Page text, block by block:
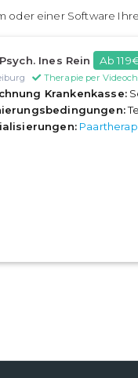
oder einer Software
Ines Rein Ab
Therapie per
Krankenkasse: